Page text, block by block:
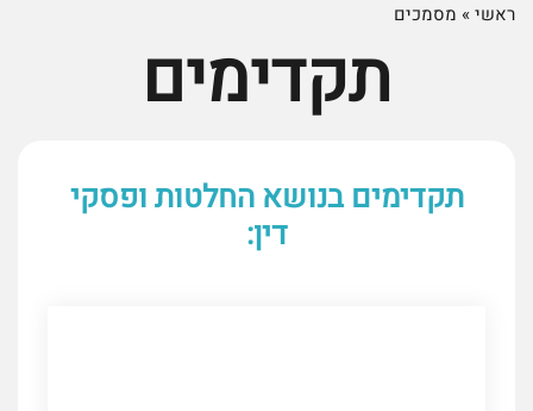
ראשי » מסמכים
תקדימים
תקדימים בנושא החלטות ופסקי
דין: